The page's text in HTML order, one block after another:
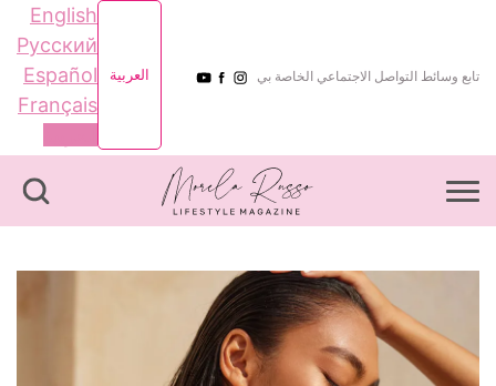
تابع وسائط التواصل الاجتماعي الخاصة بي العربية
English
Русский
Español
Français